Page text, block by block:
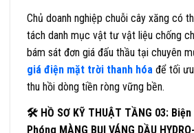
Chủ doanh nghiệp chuỗi cây xăng có
tách danh mục vật tư vật liệu chống
bám sát đơn giá đấu thầu tại chuyên
giá điện mặt trời thanh hóa để tối ưu
thu hồi dòng tiền ròng vững bền.
🛠 HỒ SƠ KỸ THUẬT TẦNG 03: Biện
Phóng MÀNG BỤI VÁNG DẦU